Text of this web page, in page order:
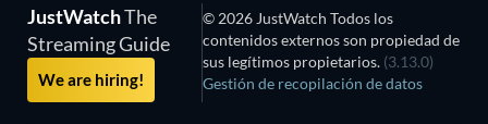
JustWatchThe
Streaming Guide
We are hiring!
© 2026 JustWatch Todos los
contenidos externos son propiedad de
sus legítimos propietarios. (3.13.0)
Gestión de recopilación de datos